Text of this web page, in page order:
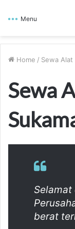
Menu
Home / Sewa Alat
Sewa
berat